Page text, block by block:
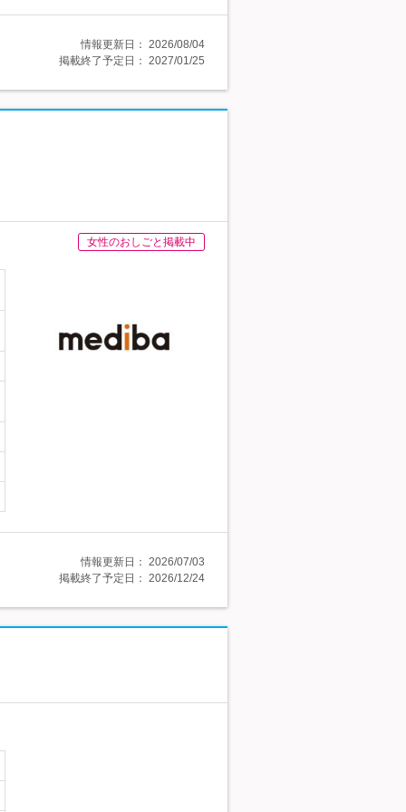
情報更新日： 2026/08/04
掲載終了予定日： 2027/01/25
女性のおしごと掲載中
情報更新日： 2026/07/03
掲載終了予定日： 2026/12/24